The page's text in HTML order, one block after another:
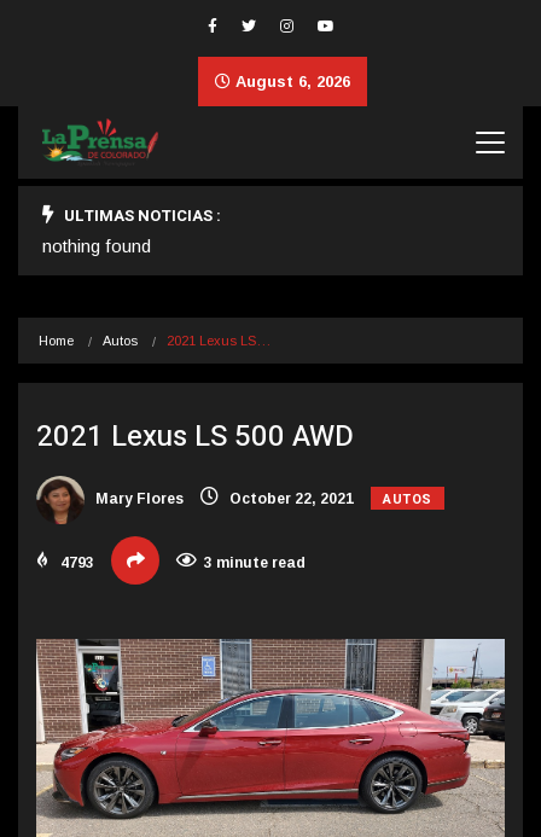
August 6, 2026
ULTIMAS NOTICIAS :
nothing found
Home Autos 2021 Lexus LS…
2021 Lexus LS 500 AWD
Mary Flores October 22, 2021 AUTOS
4793 3 minute read